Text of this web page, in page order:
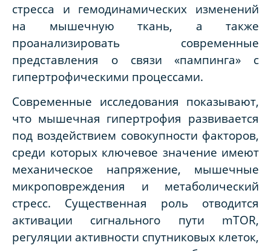
стресса и гемодинамических изменений
на мышечную ткань, а также
проанализировать современные
представления о связи «пампинга» с
гипертрофическими процессами.
Современные исследования показывают,
что мышечная гипертрофия развивается
под воздействием совокупности факторов,
среди которых ключевое значение имеют
механическое напряжение, мышечные
микроповреждения и метаболический
стресс. Существенная роль отводится
активации сигнального пути mTOR,
регуляции активности спутниковых клеток,